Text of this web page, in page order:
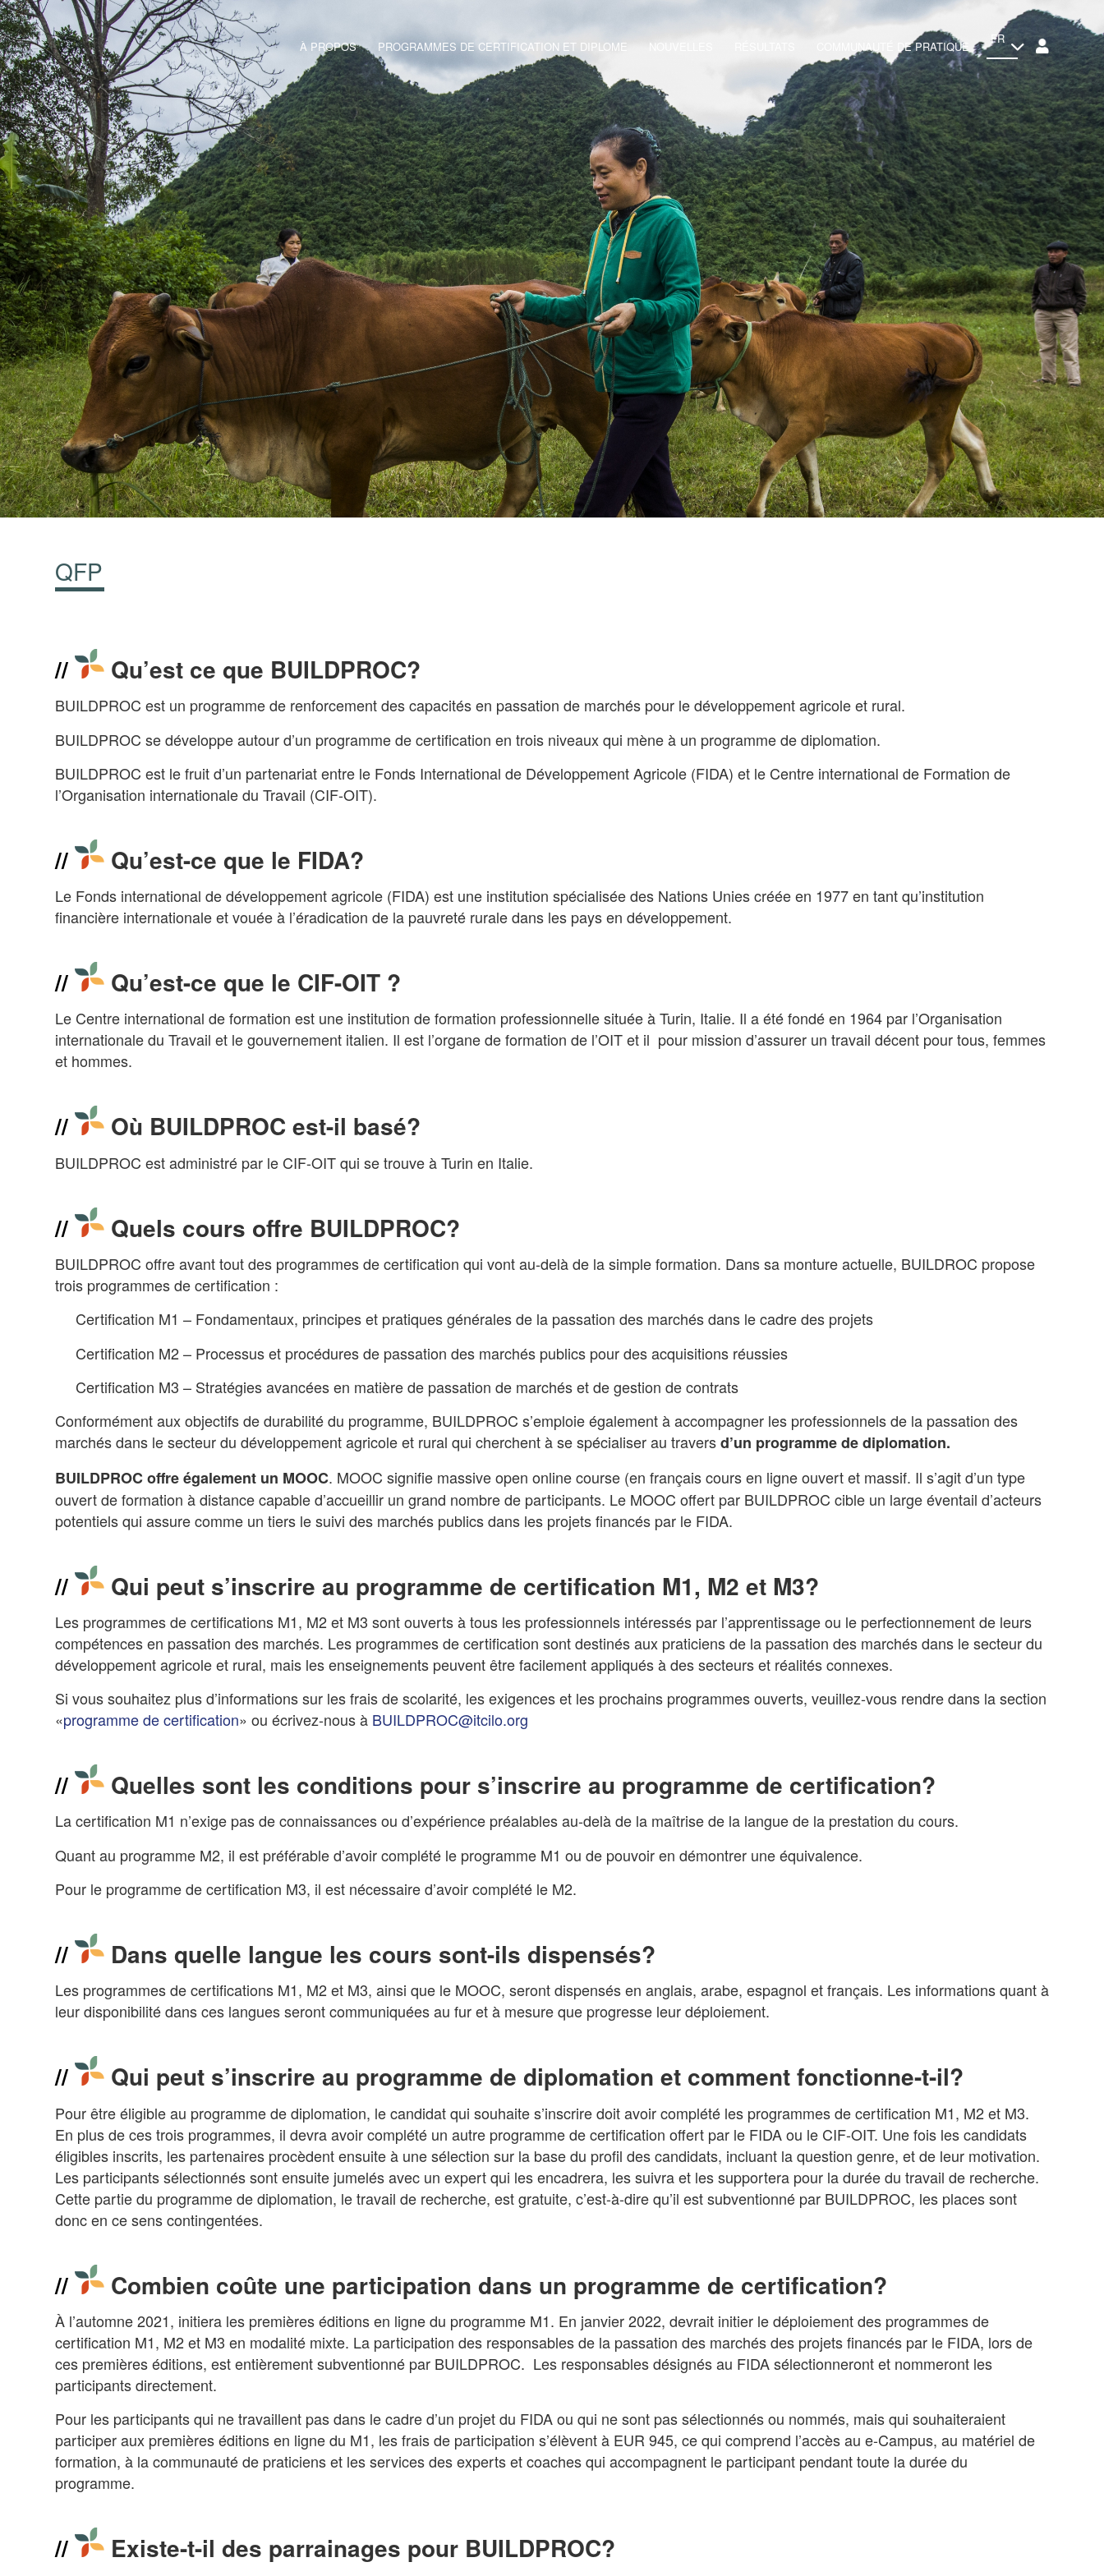
À PROPOS PROGRAMMES DE CERTIFICATION ET DIPLOME NOUVELLES COMMUNAUTÉ DE PRATIQUE
FR
QFP
Qu’est ce que BUILDPROC?
BUILDPROC est un programme de renforcement des capacités en passation de marchés pour le développement agricole et rural.
BUILDPROC se développe autour d’un programme de certification en trois niveaux qui mène à un programme de diplomation.
BUILDPROC est le fruit d’un partenariat entre le Fonds International de Développement Agricole (FIDA) et le Centre international de Formation de
l’Organisation internationale du Travail (CIF-OIT).
Qu’est-ce que le FIDA?
Le Fonds international de développement agricole (FIDA) est une institution spécialisée des Nations Unies créée en 1977 en tant qu’institution
financière internationale et vouée à l’éradication de la pauvreté rurale dans les pays en développement.
Qu’est-ce que le CIF-OIT ?
Le Centre international de formation est une institution de formation professionnelle située à Turin, Italie. Il a été fondé en 1964 par l’Organisation
internationale du Travail et le gouvernement italien. Il est l’organe de formation de l’OIT et il pour mission d’assurer un travail décent pour tous, femmes
et hommes.
Où BUILDPROC est-il basé?
BUILDPROC est administré par le CIF-OIT qui se trouve à Turin en Italie.
Quels cours offre BUILDPROC?
BUILDPROC offre avant tout des programmes de certification qui vont au-delà de la simple formation. Dans sa monture actuelle, BUILDROC propose
trois programmes de certification :
Certification M1 – Fondamentaux, principes et pratiques générales de la passation des marchés dans le cadre des projets
Certification M2 – Processus et procédures de passation des marchés publics pour des acquisitions réussies
Certification M3 – Stratégies avancées en matière de passation de marchés et de gestion de contrats
Conformément aux objectifs de durabilité du programme, BUILDPROC s’emploie également à accompagner les professionnels de la passation des
marchés dans le secteur du développement agricole et rural qui cherchent à se spécialiser au traversd’un programme de diplomation.
BUILDPROC offre également un MOOC. MOOC signifie massive open online course (en français cours en ligne ouvert et massif. Il s’agit d’un type
ouvert de formation à distance capable d’accueillir un grand nombre de participants. Le MOOC offert par BUILDPROC cible un large éventail d’acteurs
potentiels qui assure comme un tiers le suivi des marchés publics dans les projets financés par le FIDA.
Qui peut s’inscrire au programme de certification M1, M2 et M3?
Les programmes de certifications M1, M2 et M3 sont ouverts à tous les professionnels intéressés par l’apprentissage ou le perfectionnement de leurs
compétences en passation des marchés. Les programmes de certification sont destinés aux praticiens de la passation des marchés dans le secteur du
développement agricole et rural, mais les enseignements peuvent être facilement appliqués à des secteurs et réalités connexes.
Si vous souhaitez plus d’informations sur les frais de scolarité, les exigences et les prochains programmes ouverts, veuillez-vous rendre dans la section
«programme de certification» ou écrivez-nous à BUILDPROC@itcilo.org
Quelles sont les conditions pour s’inscrire au programme de certification?
La certification M1 n’exige pas de connaissances ou d’expérience préalables au-delà de la maîtrise de la langue de la prestation du cours.
Quant au programme M2, il est préférable d’avoir complété le programme M1 ou de pouvoir en démontrer une équivalence.
Pour le programme de certification M3, il est nécessaire d’avoir complété le M2.
Dans quelle langue les cours sont-ils dispensés?
Les programmes de certifications M1, M2 et M3, ainsi que le MOOC, seront dispensés en anglais, arabe, espagnol et français. Les informations quant à
leur disponibilité dans ces langues seront communiquées au fur et à mesure que progresse leur déploiement.
Qui peut s’inscrire au programme de diplomation et comment fonctionne-t-il?
Pour être éligible au programme de diplomation, le candidat qui souhaite s’inscrire doit avoir complété les programmes de certification M1, M2 et M3.
En plus de ces trois programmes, il devra avoir complété un autre programme de certification offert par le FIDA ou le CIF-OIT. Une fois les candidats
éligibles inscrits, les partenaires procèdent ensuite à une sélection sur la base du profil des candidats, incluant la question genre, et de leur motivation.
Les participants sélectionnés sont ensuite jumelés avec un expert qui les encadrera, les suivra et les supportera pour la durée du travail de recherche.
Cette partie du programme de diplomation, le travail de recherche, est gratuite, c’est-à-dire qu’il est subventionné par BUILDPROC, les places sont
donc en ce sens contingentées.
Combien coûte une participation dans un programme de certification?
À l’automne 2021, initiera les premières éditions en ligne du programme M1. En janvier 2022, devrait initier le déploiement des programmes de
certification M1, M2 et M3 en modalité mixte. La participation des responsables de la passation des marchés des projets financés par le FIDA, lors de
ces premières éditions, est entièrement subventionné par BUILDPROC. Les responsables désignés au FIDA sélectionneront et nommeront les
participants directement.
Pour les participants qui ne travaillent pas dans le cadre d’un projet du FIDA ou qui ne sont pas sélectionnés ou nommés, mais qui souhaiteraient
participer aux premières éditions en ligne du M1, les frais de participation s’élèvent à EUR 945, ce qui comprend l’accès au e-Campus, au matériel de
formation, à la communauté de praticiens et les services des experts et coaches qui accompagnent le participant pendant toute la durée du
programme.
Existe-t-il des parrainages pour BUILDPROC?